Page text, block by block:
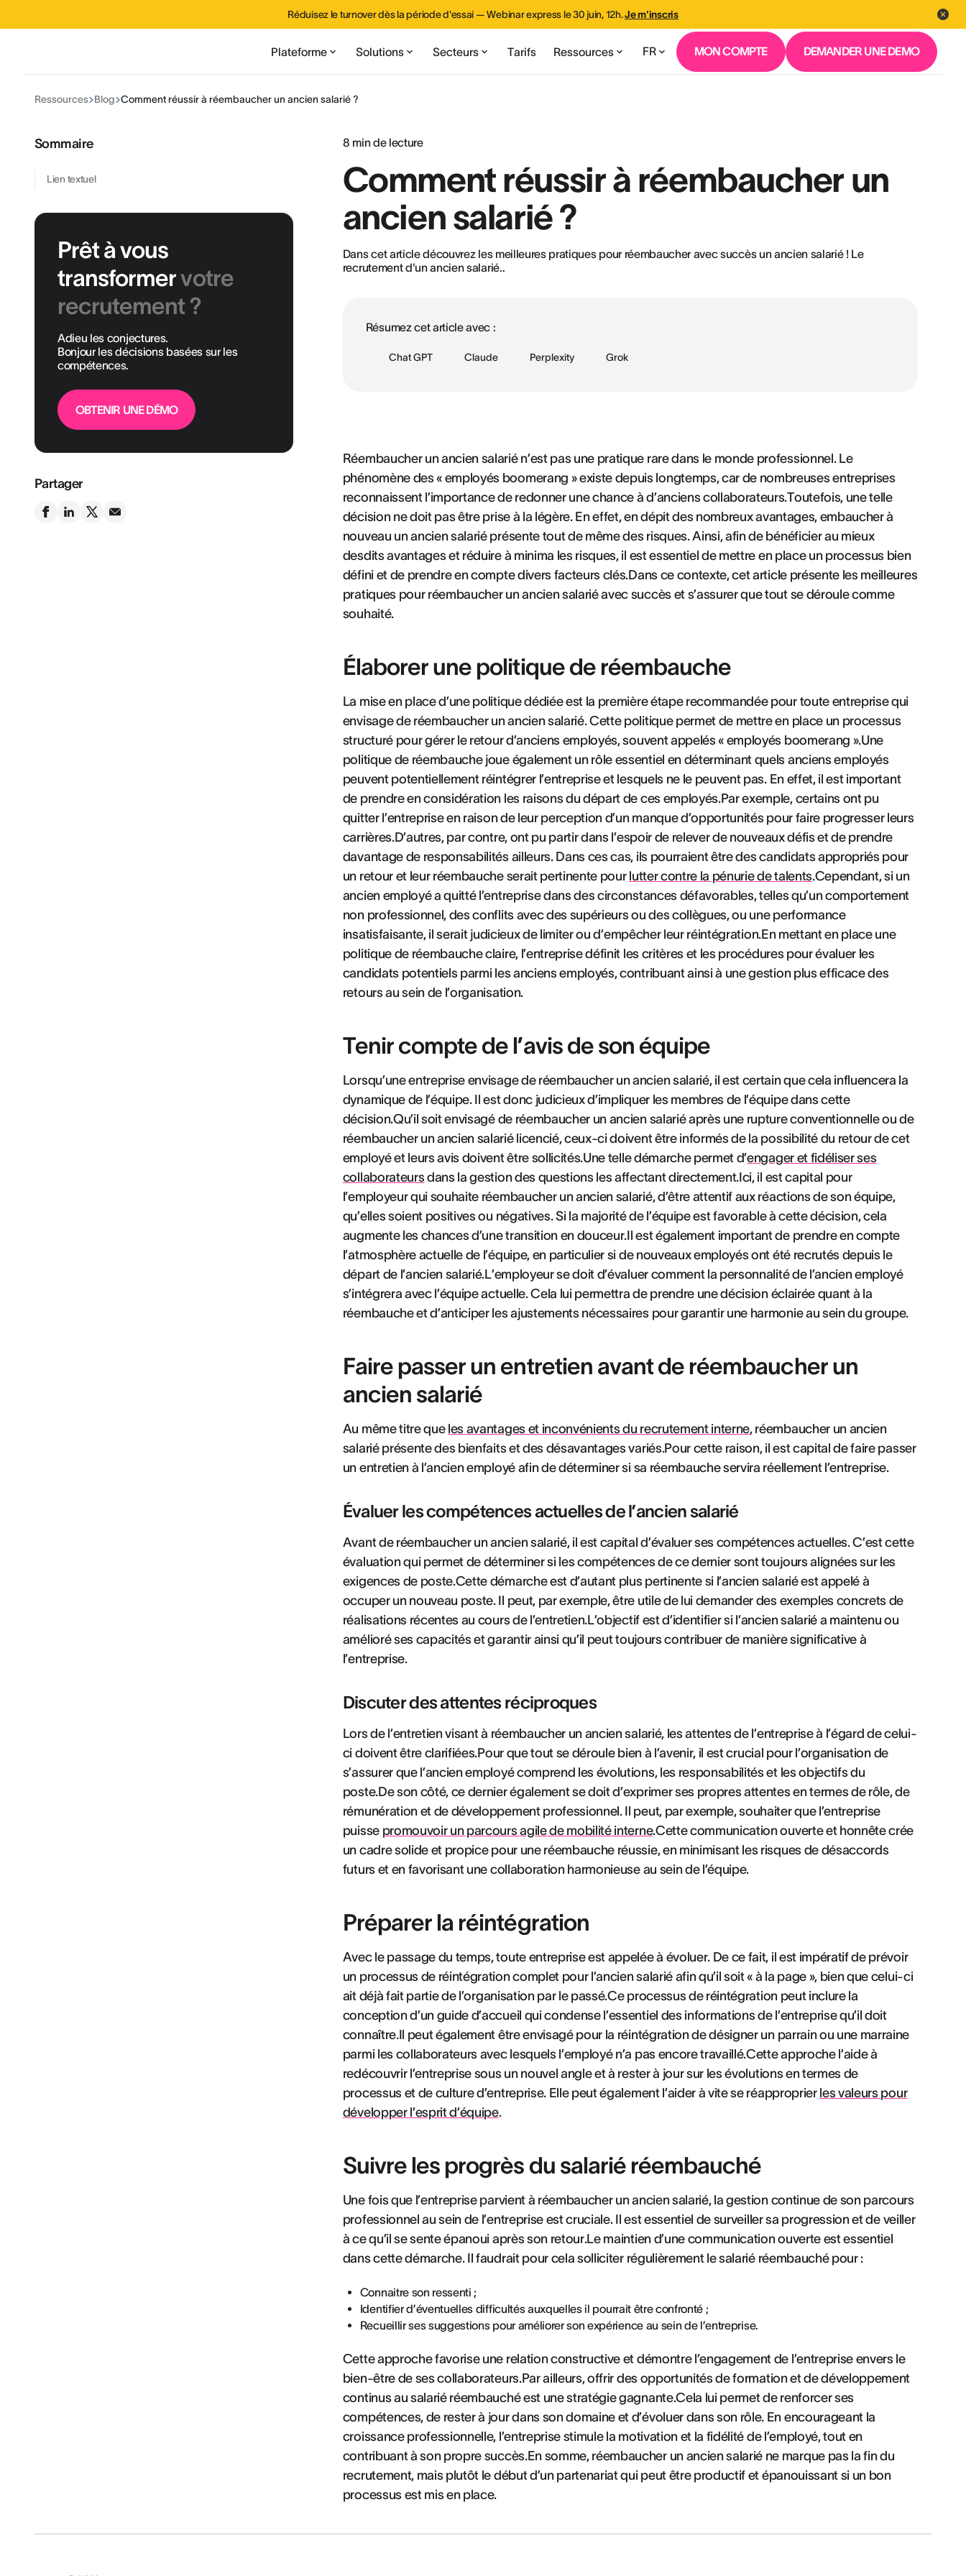
Réduisez le turnover dès la période d'essai — Webinar express le 30 juin, 12h.Je m'inscris
Plateforme Solutions Secteurs Tarifs Ressources FR MON COMPTE DEMANDER UNE DEMO
Ressources Blog Comment réussir à réembaucher un ancien salarié ?
Sommaire
Lien textuel
Prêt à vous
transformervotre
recrutement ?
Adieu les conjectures.
Bonjour les décisions basées sur les
compétences.
OBTENIR UNE DÉMO
Partager
8 min de lecture
Comment réussir à réembaucher un
ancien salarié ?
Dans cet article découvrez les meilleures pratiques pour réembaucher avec succès un ancien salarié ! Le
recrutement d'un ancien salarié..
Résumez cet article avec :
Chat GPT Claude Perplexity Grok
Réembaucher un ancien salarié n’est pas une pratique rare dans le monde professionnel. Le
phénomène des « employés boomerang » existe depuis longtemps, car de nombreuses entreprises
reconnaissent l’importance de redonner une chance à d’anciens collaborateurs.Toutefois, une telle
décision ne doit pas être prise à la légère. En effet, en dépit des nombreux avantages, embaucher à
nouveau un ancien salarié présente tout de même des risques. Ainsi, afin de bénéficier au mieux
desdits avantages et réduire à minima les risques, il est essentiel de mettre en place un processus bien
défini et de prendre en compte divers facteurs clés.Dans ce contexte, cet article présente les meilleures
pratiques pour réembaucher un ancien salarié avec succès et s’assurer que tout se déroule comme
souhaité.
Élaborer une politique de réembauche
La mise en place d’une politique dédiée est la première étape recommandée pour toute entreprise qui
envisage de réembaucher un ancien salarié. Cette politique permet de mettre en place un processus
structuré pour gérer le retour d’anciens employés, souvent appelés « employés boomerang ».Une
politique de réembauche joue également un rôle essentiel en déterminant quels anciens employés
peuvent potentiellement réintégrer l’entreprise et lesquels ne le peuvent pas. En effet, il est important
de prendre en considération les raisons du départ de ces employés.Par exemple, certains ont pu
quitter l’entreprise en raison de leur perception d’un manque d’opportunités pour faire progresser leurs
carrières.D’autres, par contre, ont pu partir dans l’espoir de relever de nouveaux défis et de prendre
davantage de responsabilités ailleurs. Dans ces cas, ils pourraient être des candidats appropriés pour
un retour et leur réembauche serait pertinente pour lutter contre la pénurie de talents.Cependant, si un
ancien employé a quitté l’entreprise dans des circonstances défavorables, telles qu’un comportement
non professionnel, des conflits avec des supérieurs ou des collègues, ou une performance
insatisfaisante, il serait judicieux de limiter ou d’empêcher leur réintégration.En mettant en place une
politique de réembauche claire, l’entreprise définit les critères et les procédures pour évaluer les
candidats potentiels parmi les anciens employés, contribuant ainsi à une gestion plus efficace des
retours au sein de l’organisation.
Tenir compte de l’avis de son équipe
Lorsqu’une entreprise envisage de réembaucher un ancien salarié, il est certain que cela influencera la
dynamique de l’équipe. Il est donc judicieux d’impliquer les membres de l’équipe dans cette
décision.Qu’il soit envisagé de réembaucher un ancien salarié après une rupture conventionnelle ou de
réembaucher un ancien salarié licencié, ceux-ci doivent être informés de la possibilité du retour de cet
employé et leurs avis doivent être sollicités.Une telle démarche permet d’engager et fidéliser ses
collaborateursdans la gestion des questions les affectant directement.Ici, il est capital pour
l’employeur qui souhaite réembaucher un ancien salarié, d’être attentif aux réactions de son équipe,
qu’elles soient positives ou négatives. Si la majorité de l’équipe est favorable à cette décision, cela
augmente les chances d’une transition en douceur.Il est également important de prendre en compte
l’atmosphère actuelle de l’équipe, en particulier si de nouveaux employés ont été recrutés depuis le
départ de l’ancien salarié.L’employeur se doit d’évaluer comment la personnalité de l’ancien employé
s’intégrera avec l’équipe actuelle. Cela lui permettra de prendre une décision éclairée quant à la
réembauche et d’anticiper les ajustements nécessaires pour garantir une harmonie au sein du groupe.
Faire passer un entretien avant de réembaucher un
ancien salarié
Au même titre que les avantages et inconvénients du recrutement interne, réembaucher un ancien
salarié présente des bienfaits et des désavantages variés.Pour cette raison, il est capital de faire passer
un entretien à l’ancien employé afin de déterminer si sa réembauche servira réellement l’entreprise.
Évaluer les compétences actuelles de l’ancien salarié
Avant de réembaucher un ancien salarié, il est capital d’évaluer ses compétences actuelles. C’est cette
évaluation qui permet de déterminer si les compétences de ce dernier sont toujours alignées sur les
exigences de poste.Cette démarche est d’autant plus pertinente si l’ancien salarié est appelé à
occuper un nouveau poste. Il peut, par exemple, être utile de lui demander des exemples concrets de
réalisations récentes au cours de l’entretien.L’objectif est d’identifier si l’ancien salarié a maintenu ou
amélioré ses capacités et garantir ainsi qu’il peut toujours contribuer de manière significative à
l’entreprise.
Discuter des attentes réciproques
Lors de l’entretien visant à réembaucher un ancien salarié, les attentes de l’entreprise à l’égard de celui-
ci doivent être clarifiées.Pour que tout se déroule bien à l’avenir, il est crucial pour l’organisation de
s’assurer que l’ancien employé comprend les évolutions, les responsabilités et les objectifs du
poste.De son côté, ce dernier également se doit d’exprimer ses propres attentes en termes de rôle, de
rémunération et de développement professionnel. Il peut, par exemple, souhaiter que l’entreprise
puisse promouvoir un parcours agile de mobilité interne.Cette communication ouverte et honnête crée
un cadre solide et propice pour une réembauche réussie, en minimisant les risques de désaccords
futurs et en favorisant une collaboration harmonieuse au sein de l’équipe.
Préparer la réintégration
Avec le passage du temps, toute entreprise est appelée à évoluer. De ce fait, il est impératif de prévoir
un processus de réintégration complet pour l’ancien salarié afin qu’il soit « à la page », bien que celui-ci
ait déjà fait partie de l’organisation par le passé.Ce processus de réintégration peut inclure la
conception d’un guide d’accueil qui condense l’essentiel des informations de l’entreprise qu’il doit
connaître.Il peut également être envisagé pour la réintégration de désigner un parrain ou une marraine
parmi les collaborateurs avec lesquels l’employé n’a pas encore travaillé.Cette approche l’aide à
redécouvrir l’entreprise sous un nouvel angle et à rester à jour sur les évolutions en termes de
processus et de culture d’entreprise. Elle peut également l’aider à vite se réapproprier les valeurs pour
développer l’esprit d’équipe.
Suivre les progrès du salarié réembauché
Une fois que l’entreprise parvient à réembaucher un ancien salarié, la gestion continue de son parcours
professionnel au sein de l’entreprise est cruciale. Il est essentiel de surveiller sa progression et de veiller
à ce qu’il se sente épanoui après son retour.Le maintien d’une communication ouverte est essentiel
dans cette démarche. Il faudrait pour cela solliciter régulièrement le salarié réembauché pour :
Connaitre son ressenti ;
Identifier d’éventuelles difficultés auxquelles il pourrait être confronté ;
Recueillir ses suggestions pour améliorer son expérience au sein de l’entreprise.
Cette approche favorise une relation constructive et démontre l’engagement de l’entreprise envers le
bien-être de ses collaborateurs.Par ailleurs, offrir des opportunités de formation et de développement
continus au salarié réembauché est une stratégie gagnante.Cela lui permet de renforcer ses
compétences, de rester à jour dans son domaine et d’évoluer dans son rôle. En encourageant la
croissance professionnelle, l’entreprise stimule la motivation et la fidélité de l’employé, tout en
contribuant à son propre succès.En somme, réembaucher un ancien salarié ne marque pas la fin du
recrutement, mais plutôt le début d’un partenariat qui peut être productif et épanouissant si un bon
processus est mis en place.